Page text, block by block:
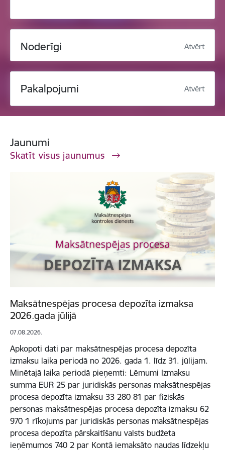
Noderīgi Atvērt
Pakalpojumi Atvērt
Jaunumi
Skatīt visus jaunumus
Maksātnespējas procesa depozīta izmaksa
2026.gada jūlijā
07.08.2026.
Apkopoti dati par maksātnespējas procesa depozīta
izmaksu laika periodā no 2026. gada 1. līdz 31. jūlijam.
Minētajā laika periodā pieņemti: Lēmumi Izmaksu
summa EUR 25 par juridiskās personas maksātnespējas
procesa depozīta izmaksu 33 280 81 par fiziskās
personas maksātnespējas procesa depozīta izmaksu 62
970 1 rīkojums par juridiskās personas maksātnespējas
procesa depozīta pārskaitīšanu valsts budžeta
ieņēmumos 740 2 par Kontā iemaksāto naudas līdzekļu